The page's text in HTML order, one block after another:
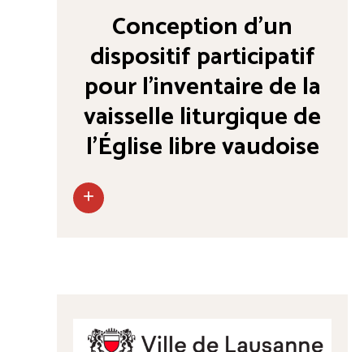
Conception d’un
dispositif participatif
pour l’inventaire de la
vaisselle liturgique de
l’Église libre vaudoise
+